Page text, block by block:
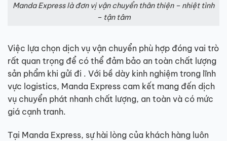
Manda Express là đơn vị vận chuyển thân thiện – nhiệt tình
– tận tâm
Việc lựa chọn dịch vụ vận chuyển phù hợp đóng vai trò
rất quan trọng để có thể đảm bảo an toàn chất lượng
sản phẩm khi gửi đi . Với bề dày kinh nghiệm trong lĩnh
vực logistics, Manda Express cam kết mang đến dịch
vụ chuyển phát nhanh chất lượng, an toàn và có mức
giá cạnh tranh.
Tại Manda Express, sự hài lòng của khách hàng luôn